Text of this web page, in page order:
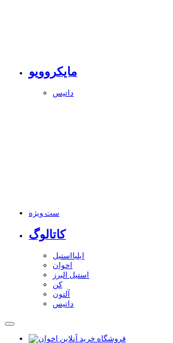
مایکروویو
داتیس
ست ویژه
کاتالوگ
ایلیااستیل
اخوان
استیل البرز
کن
آلتون
داتیس